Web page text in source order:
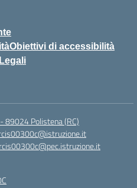
Obiettivi di accessibilità
89024 Polistena (RC)
rcis00300c@pec.istruzione.it